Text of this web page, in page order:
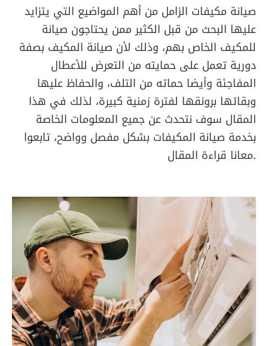
صيانة مكيفات الزامل من أهم المواضيع التي يتزايد
عليها البحث من قبل الكثير ممن يحتاجون صيانة
للمكيف الخاص بهم، وذلك لأن صيانة المكيف بصفة
دورية تعمل على حمايته من التعرض للأعطال
المفاجئة وأيضا حماته من التلف، والحفاظ عليها
وبقائها برونقها لفترة زمنية كبيرة، لذلك في هذا
المقال سوف نتحدث عن جميع المعلومات الخاصة
بخدمة صيانة المكيفات بشكل مفصل وواضح، تابعوا
معانا قراءة المقال.